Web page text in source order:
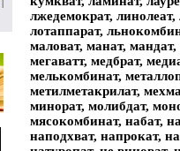
лжедемократ,
лотаппарат,
маловат, манат,
мегаватт, медбрат,
мелькомбинат,
метилметакрилат,
минорат, молибдат,
мясокомбинат, набат,
наподхват, напрокат,